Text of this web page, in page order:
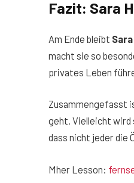
Fazit: Sara
Am Ende bleibt
macht sie so
privates Leben
Zusammengefasst
geht. Vielleicht wird
dass nicht jeder die
Mher Lesson: